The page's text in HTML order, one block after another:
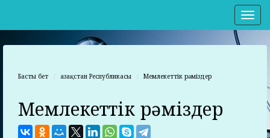
Басты бет Қазақстан Республикасы Мемлекеттік рәміздер
Мемлекеттік рәміздер